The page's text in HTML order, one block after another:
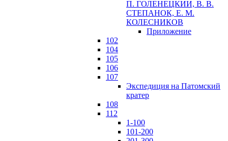
П. ГОЛЕНЕЦКИИ, В. В.
СТЕПАНОК, Е. М.
КОЛЕСНИКОВ
Приложение
102
104
105
106
107
Экспедиция на Патомский
кратер
108
112
1-100
101-200